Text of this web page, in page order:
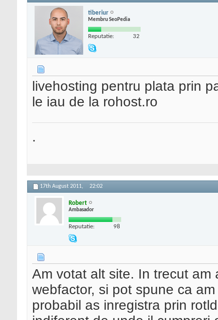
tiberiur
Membru SeoPedia
Reputatie: 32
livehosting pentru plata prin
le iau de la rohost.ro
.
17th August 2011, 22:02
Robert
Ambasador
Reputatie: 98
Am votat alt site. In trecut
webfactor, si pot spune ca
probabil as inregistra prin